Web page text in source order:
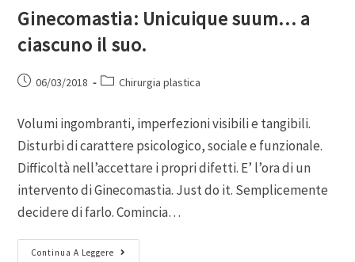
Ginecomastia: Unicuique suum… a
ciascuno il suo.
06/03/2018 Chirurgia plastica
Volumi ingombranti, imperfezioni visibili e tangibili.
Disturbi di carattere psicologico, sociale e funzionale.
Difficoltà nell’accettare i propri difetti. E’ l’ora di un
intervento di Ginecomastia. Just do it. Semplicemente
decidere di farlo. Comincia…
Continua A Leggere